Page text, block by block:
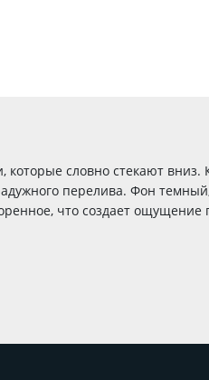
словно стекают вниз.
перелива. Фон
что создает ощущение